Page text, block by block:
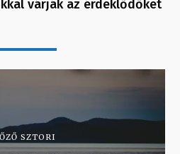
várják az érdeklődőket
SZTORI